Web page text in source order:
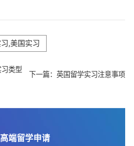
,美国实习
习类型
下一篇：英国留学实习注意事项
端留学申请